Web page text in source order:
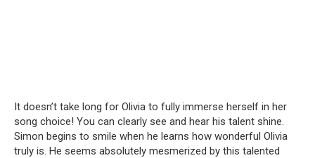
It doesn’t take long for Olivia to fully immerse herself in her
song choice! You can clearly see and hear his talent shine.
Simon begins to smile when he learns how wonderful Olivia
truly is. He seems absolutely mesmerized by this talented